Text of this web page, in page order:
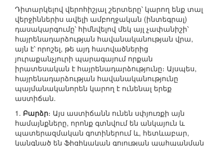
Դիտարկելով վերոհիշյալ շերտերը՝ կարող ենք տալ
վերջիններիս ավելի ամբողջական (ինտեգրալ)
դասակարգումը՝ հիմնվելով մեկ այլ չափանիշի՝
հայրենադարձության հավանականության վրա,
այն է՝ որոշել, թե այդ հատվածներից
յուրաքանչյուրի պարագայում որքան
իրատեսական է հայրենադարձությունը։ Այսպես,
հայրենադարձության հավանականությունը
պայմանականորեն կարող է ունենալ երեք
աստիճան.
1. Բարձր։ Այս աստիճանն ունեն սփյուռքի այն
համայնքները, որոնք գտնվում են անկայուն և
պատերազմական գոտիներում և, հետևաբար,
կանգնած են ֆիզիկական գոյության պահպանման